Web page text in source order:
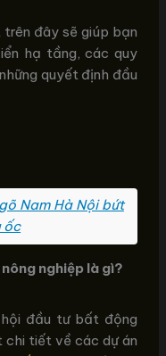
đây sẽ giúp bạn
hạ tầng, các quy
quyết định đầu
Nam Hà Nội bứt
ốc
nghiệp là gì?
đầu tư bất động
chi tiết về các dự án